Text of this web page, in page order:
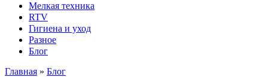
Мелкая техника
RTV
Гигиена и уход
Разное
Блог
Главная » Блог